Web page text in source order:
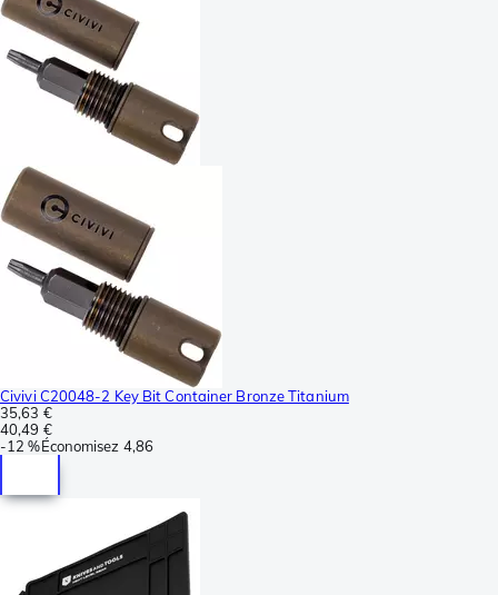
Civivi C20048-2 Key Bit Container Bronze Titanium
35,63 €
40,49 €
-12 %Économisez 4,86